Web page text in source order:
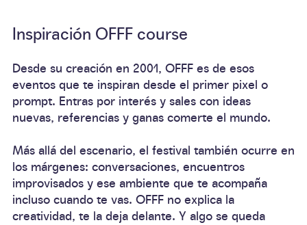
Inspiración OFFF course
Desde su creación en 2001, OFFF es de esos
eventos que te inspiran desde el primer pixel o
prompt. Entras por interés y sales con ideas
nuevas, referencias y ganas comerte el mundo.
Más allá del escenario, el festival también ocurre en
los márgenes: conversaciones, encuentros
improvisados y ese ambiente que te acompaña
incluso cuando te vas. OFFF no explica la
creatividad, te la deja delante. Y algo se queda